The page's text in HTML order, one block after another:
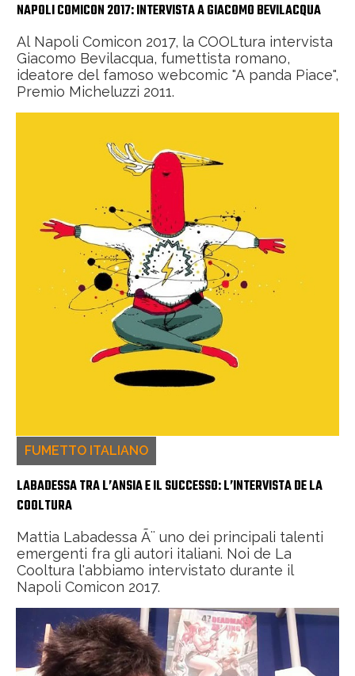
NAPOLI COMICON 2017: INTERVISTA A GIACOMO BEVILACQUA
Al Napoli Comicon 2017, la COOLtura intervista
Giacomo Bevilacqua, fumettista romano,
ideatore del famoso webcomic "A panda Piace",
Premio Micheluzzi 2011.
FUMETTO ITALIANO
LABADESSA TRA L’ANSIA E IL SUCCESSO: L’INTERVISTA DE LA
COOLTURA
Mattia Labadessa Ã¨ uno dei principali talenti
emergenti fra gli autori italiani. Noi de La
Cooltura l'abbiamo intervistato durante il
Napoli Comicon 2017.